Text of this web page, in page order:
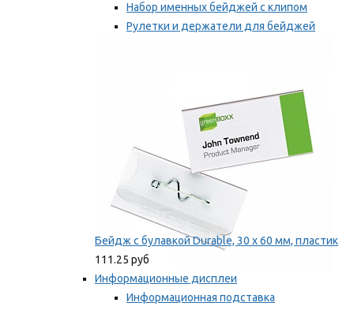
Набор именных бейджей с клипом
Рулетки и держатели для бейджей
Бейдж с булавкой Durable, 30 х 60 мм, пластик
111.25 руб
Информационные дисплеи
Информационная подставка